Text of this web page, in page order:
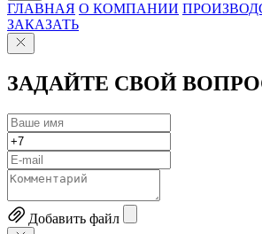
ГЛАВНАЯ О КОМПАНИИ
ЗАКАЗАТЬ
ЗАДАЙТЕ СВОЙ
Добавить файл